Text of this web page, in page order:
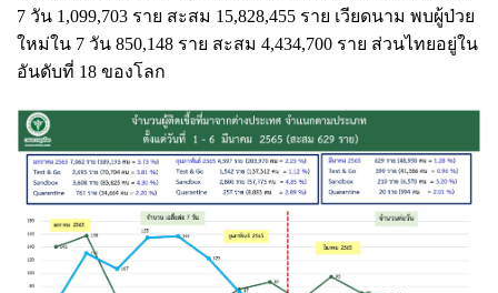
7 วัน 1,099,703 ราย สะสม 15,828,455 ราย เวียดนาม พบผู้ป่วย
ใหม่ใน 7 วัน 850,148 ราย สะสม 4,434,700 ราย ส่วนไทยอยู่ใน
อันดับที่ 18 ของโลก